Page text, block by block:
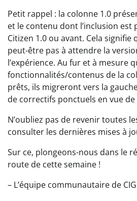
Petit rappel : la colonne 1.0
et le contenu dont l’inclusion est
Citizen 1.0 ou avant. Cela signifie
peut-être pas à attendre la
l’expérience. Au fur et à mesure
fonctionnalités/contenus de la
prêts, ils migreront vers la
de correctifs ponctuels en vue
N’oubliez pas de revenir toutes
consulter les dernières mises à
Sur ce, plongeons-nous dans le
route de cette semaine !
– L’équipe communautaire de CIG